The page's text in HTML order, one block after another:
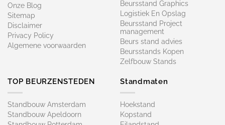
Onze Blog
Sitemap
Disclaimer
Privacy Policy
Algemene voorwaarden
Beursstand Graphics
Logistiek En Opslag
Beursstand Project
management
Beurs stand advies
Beursstands Kopen
Zelfbouw Stands
TOP BEURZENSTEDEN
Standbouw Amsterdam
Standbouw Apeldoorn
Standmaten
Hoekstand
Kopstand